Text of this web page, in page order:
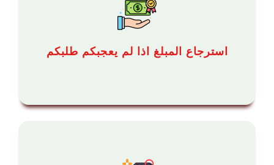
استرجاع المبلغ اذا لم يعجبكم طلبكم